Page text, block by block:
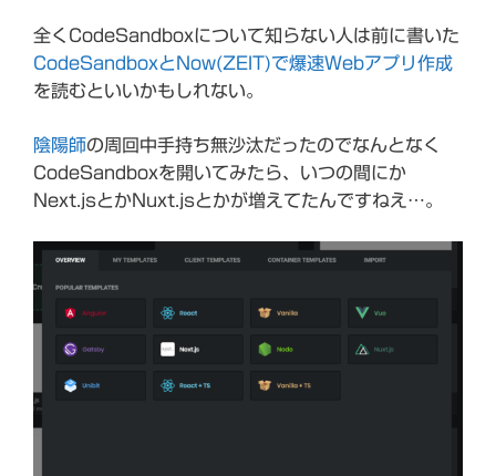
全くCodeSandboxについて知らない人は前に書いた
CodeSandboxとNow(ZEIT)で爆速Webアプリ作成
を読むといいかもしれない。
陰陽師の周回中手持ち無沙汰だったのでなんとなく
CodeSandboxを開いてみたら、いつの間にか
Next.jsとかNuxt.jsとかが増えてたんですねえ…。